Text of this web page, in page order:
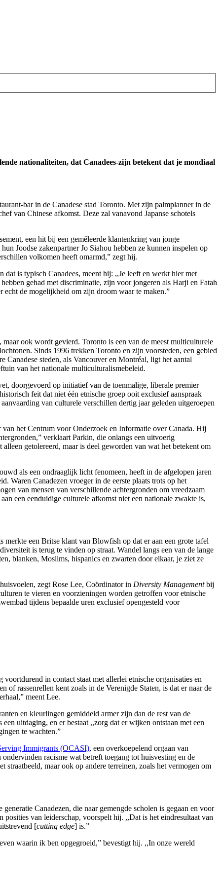
nationaliteiten, dat Canadees-zijn betekent dat je mondiaal
bar in de Canadese stad Toronto. Met zijn palmplanner in de
van Chinese afkomst. Deze zal vanavond Japanse schotels
een hit bij een gemêleerde klantenkring van jonge
Joodse zakenpartner Jo Siahou hebben ze kunnen inspelen op
volkomen heeft omarmd,” zegt hij.
is typisch Canadees, meent hij: ,,Je leeft en werkt hier met
gehad met discriminatie, zijn voor jongeren als Harji en Fatah
echt de mogelijkheid om zijn droom waar te maken.”
ook wordt gevierd. Toronto is een van de meest multiculturele
Sinds 1996 trekken Toronto en zijn voorsteden, een gebied
steden, als Vancouver en Montréal, ligt het aantal
van het nationale multiculturalismebeleid.
doorgevoerd op initiatief van de toenmalige, liberale premier
feit dat niet één etnische groep ooit exclusief aanspraak
van culturele verschillen dertig jaar geleden uitgeroepen
het Centrum voor Onderzoek en Informatie over Canada. Hij
verklaart Parkin, die onlangs een uitvoerig
getolereerd, maar is deel geworden van wat het betekent om
als een ondraaglijk licht fenomeen, heeft in de afgelopen jaren
Waren Canadezen vroeger in de eerste plaats trots op het
van mensen van verschillende achtergronden om vreedzaam
een eenduidige culturele afkomst niet een nationale zwakte is,
merkte een Britse klant van Blowfish op dat er aan een grote tafel
is terug te vinden op straat. Wandel langs een van de lange
blanken, Moslims, hispanics en zwarten door elkaar, je ziet ze
zegt Rose Lee, Coördinator in Diversity Managementbij
te vieren en voorzieningen worden getroffen voor etnische
tijdens bepaalde uren exclusief opengesteld voor
in contact staat met allerlei etnische organisaties en
of rassenrellen kent zoals in de Verenigde Staten, is dat er naar de
meent Lee.
en kleurlingen gemiddeld armer zijn dan de rest van de
uitdaging, en er bestaat ,,zorg dat er wijken ontstaan met een
te wachten.”
Immigrants (OCASI), een overkoepelend orgaan van
racisme wat betreft toegang tot huisvesting en de
maar ook op andere terreinen, zoals het vermogen om
Canadezen, die naar gemengde scholen is gegaan en voor
van leiderschap, voorspelt hij. ,,Dat is het eindresultaat van
[cutting edge] is.”
waarin ik ben opgegroeid,” bevestigt hij. ,,In onze wereld